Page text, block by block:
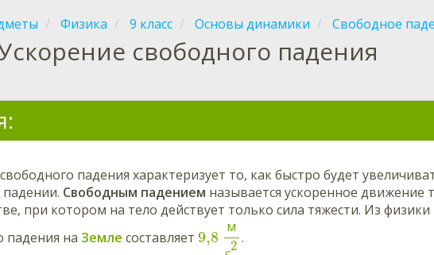
Физика 9 класс Основы динамики Свободное
свободного падения
падения характеризует то, как быстро будет
Свободным падением называется ускоренное движение
при котором на тело действует только сила тяжести. Из физики
падения на Земле составляет 9,8
м
2
.